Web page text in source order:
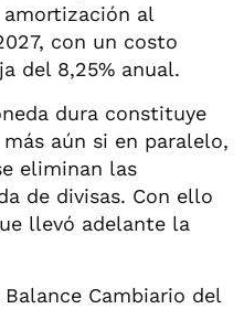
al
con un costo
del 8,25% anual.
dura constituye
aún si en paralelo,
eliminan las
de divisas. Con ello
llevó adelante la
Cambiario del